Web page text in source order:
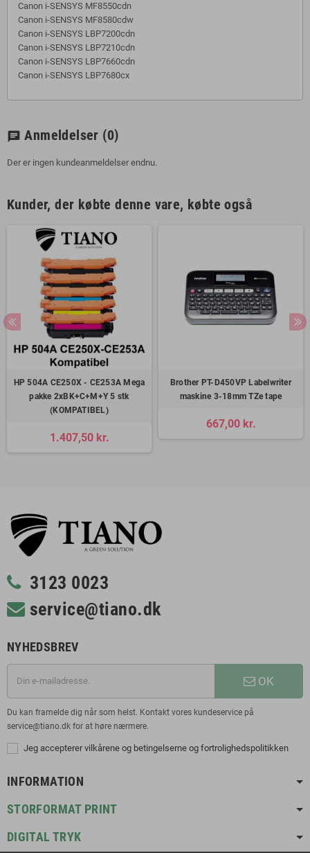
Canon i-SENSYS MF8550cdn
Canon i-SENSYS MF8580cdw
Canon i-SENSYS LBP7200cdn
Canon i-SENSYS LBP7210cdn
Canon i-SENSYS LBP7660cdn
Canon i-SENSYS LBP7680cx
chat Anmeldelser (0)
Der er ingen kundeanmeldelser endnu.
Kunder, der købte denne vare, købte også
HP 504A CE250X - CE253A Mega
pakke 2xBK+C+M+Y 5 stk
(KOMPATIBEL)
1.407,50 kr.
Brother PT-D450VP Labelwriter
maskine 3-18mm TZe tape
667,00 kr.
3123 0023
service@tiano.dk
NYHEDSBREV
OK
Du kan framelde dig når som helst. Kontakt vores kundeservice på
service@tiano.dk for at høre nærmere.
Jeg accepterer vilkårene og betingelserne og fortrolighedspolitikken
INFORMATION
STORFORMAT PRINT
DIGITAL TRYK